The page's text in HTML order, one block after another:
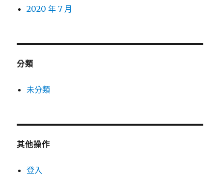
2020 年 7 月
分類
未分類
其他操作
登入